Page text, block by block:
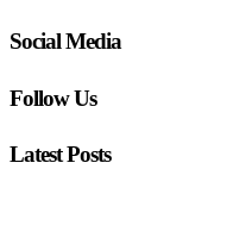
Social Media
Follow Us
Latest Posts